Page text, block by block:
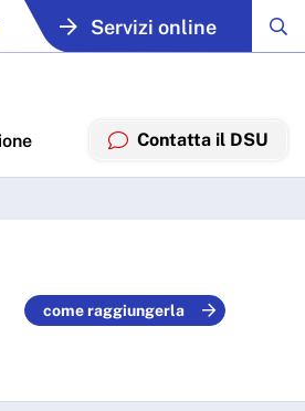
Servizi online
Contatta il DSU
come raggiungerla